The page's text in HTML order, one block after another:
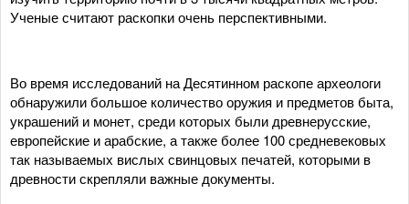
Ученые считают раскопки очень перспективными.
Во время исследований на Десятинном раскопе археологи
обнаружили большое количество оружия и предметов быта,
украшений и монет, среди которых были древнерусские,
европейские и арабские, а также более 100 средневековых
так называемых вислых свинцовых печатей, которыми в
древности скрепляли важные документы.